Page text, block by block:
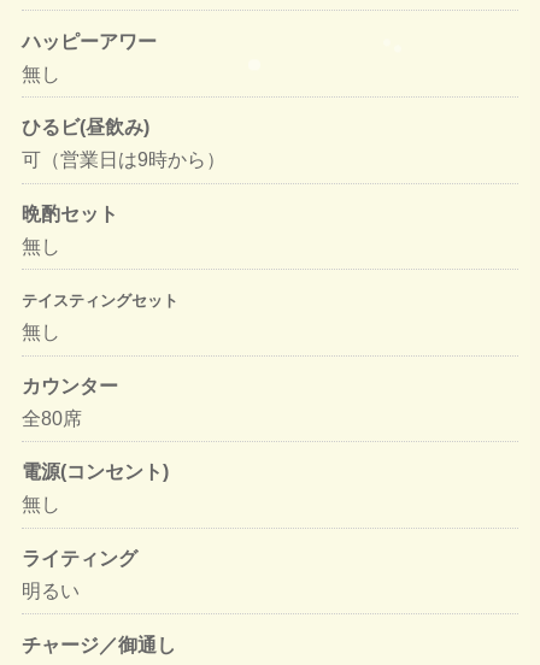
ハッピーアワー
無し
ひるビ(昼飲み)
可（営業日は9時から）
晩酌セット
無し
テイスティングセット
無し
カウンター
全80席
電源(コンセント)
無し
ライティング
明るい
チャージ／御通し